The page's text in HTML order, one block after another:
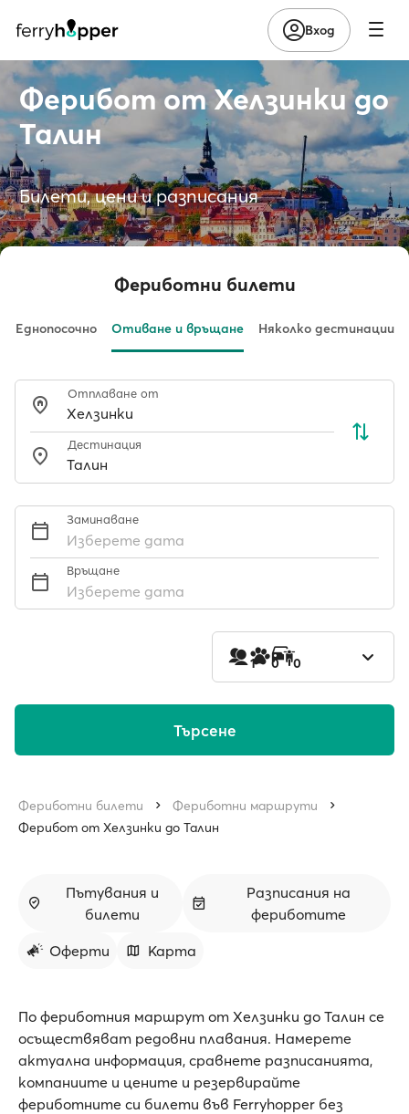
Вход
Ферибот от Хелзинки до
Талин
Билети, цени и разписания
Фериботни билети
Еднопосочно Отиване и връщане Няколко дестинации
Отплаване от
Дестинация
Заминаване
Изберете дата
Връщане
Изберете дата
1 0 0
Търсене
Фериботни билети
Фериботни маршрути
Ферибот от Хелзинки до Талин
Пътувания и
билети
Разписания на
фериботите
Оферти
Карта
По фериботния маршрут от Хелзинки до Талин се
осъществяват редовни плавания. Намерете
актуална информация, сравнете разписанията,
компаниите и цените и резервирайте
фериботните си билети във Ferryhopper без